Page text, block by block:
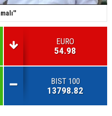
EURO
54.98
BIST 100
13798.82